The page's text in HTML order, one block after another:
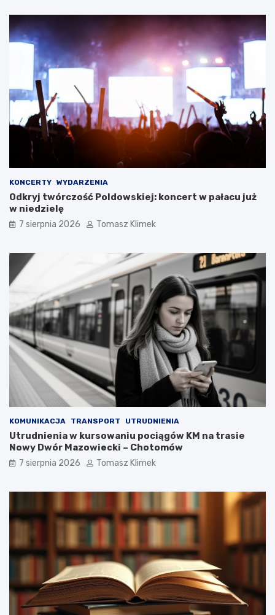
KONCERTY WYDARZENIA
Odkryj twórczość Poldowskiej: koncert w pałacu już
w niedzielę
7 sierpnia 2026 Tomasz Klimek
KOMUNIKACJA TRANSPORT UTRUDNIENIA
Utrudnienia w kursowaniu pociągów KM na trasie
Nowy Dwór Mazowiecki – Chotomów
7 sierpnia 2026 Tomasz Klimek